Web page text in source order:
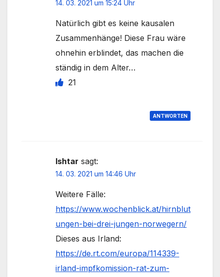
14. 03. 2021 um 15:24 Uhr
Natürlich gibt es keine kausalen
Zusammenhänge! Diese Frau wäre
ohnehin erblindet, das machen die
ständig in dem Alter…
21
ANTWORTEN
Ishtar sagt:
14. 03. 2021 um 14:46 Uhr
Weitere Fälle:
https://www.wochenblick.at/hirnblut
ungen-bei-drei-jungen-norwegern/
Dieses aus Irland:
https://de.rt.com/europa/114339-
irland-impfkomission-rat-zum-